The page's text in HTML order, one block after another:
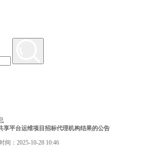
享平台运维项目招标代理机构结果的公告
间：2025-10-28 10:46